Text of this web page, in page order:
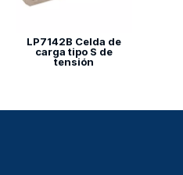
LP7142B Celda de
carga tipo S de
tensión